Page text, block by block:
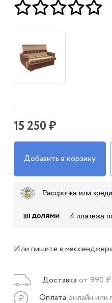
15 250 ₽
Добавить в корзину
Рассрочка или
4 платежа
Или пишите в
Доставка от 990 ₽
Оплата онлайн или